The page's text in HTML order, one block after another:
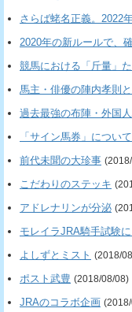
さらば蛯名正義。2022
2020年の新ルールで、
競馬における「斤量」
馬主・俳優の陣内孝則
過去最強の布陣・外国
「サイン馬券」について
前代未聞の大珍事
こだわりのステッキ
アドレナリンが分泌
モレイラJRA騎手試験
よしずとミスト (2018/
ポスト武豊 (2018/08/08)
JRAのコラボ企画